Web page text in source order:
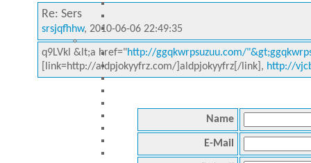
Re: Sers
srsjqfhhw, 2010-06-06 22:49:35
q9LVkl &lt;a href="http://ggqkwrpsuzuu.com/
[link=http://aldpjokyyfrz.com/]aldpjokyyfrz[/link], http://
Name
E-Mail